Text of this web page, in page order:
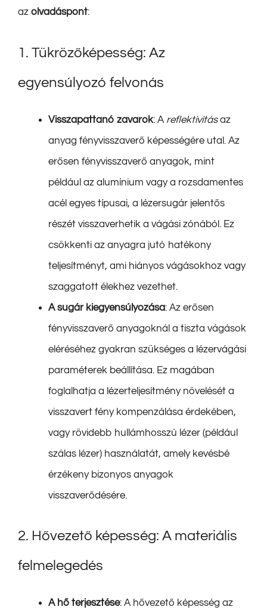
az olvadáspont:
1. Tükrözőképesség: Az
egyensúlyozó felvonás
Visszapattanó zavarok: A reflektivitásaz
anyag fényvisszaverő képességére utal. Az
erősen fényvisszaverő anyagok, mint
például az alumínium vagy a rozsdamentes
acél egyes típusai, a lézersugár jelentős
részét visszaverhetik a vágási zónából. Ez
csökkenti az anyagra jutó hatékony
teljesítményt, ami hiányos vágásokhoz vagy
szaggatott élekhez vezethet.
A sugár kiegyensúlyozása: Az erősen
fényvisszaverő anyagoknál a tiszta vágások
eléréséhez gyakran szükséges a lézervágási
paraméterek beállítása. Ez magában
foglalhatja a lézerteljesítmény növelését a
visszavert fény kompenzálása érdekében,
vagy rövidebb hullámhosszú lézer (például
szálas lézer) használatát, amely kevésbé
érzékeny bizonyos anyagok
visszaverődésére.
2. Hővezető képesség: A materiális
felmelegedés
A hő terjesztése: A hővezető képesség az